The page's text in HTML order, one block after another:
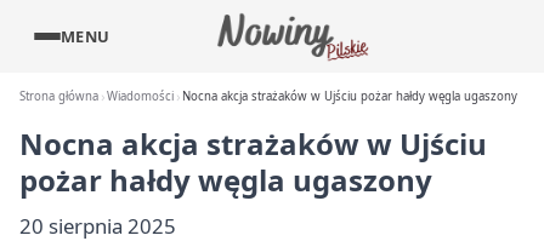
MENU
Strona główna Wiadomości Nocna akcja strażaków w Ujściu pożar hałdy węgla ugaszony
Nocna akcja strażaków w Ujściu
pożar hałdy węgla ugaszony
20 sierpnia 2025